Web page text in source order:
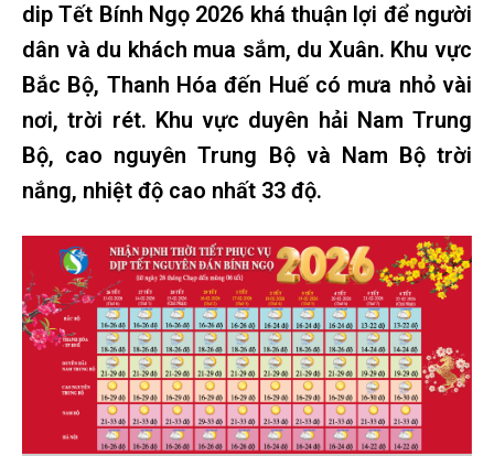
dip Tết Bính Ngọ 2026 khá thuận lợi để người
dân và du khách mua sắm, du Xuân. Khu vực
Bắc Bộ, Thanh Hóa đến Huế có mưa nhỏ vài
nơi, trời rét. Khu vực duyên hải Nam Trung
Bộ, cao nguyên Trung Bộ và Nam Bộ trời
nắng, nhiệt độ cao nhất 33 độ.